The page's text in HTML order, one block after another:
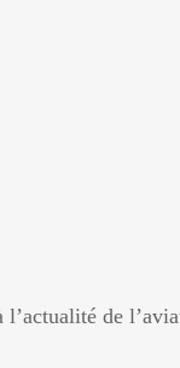
l’actualité de